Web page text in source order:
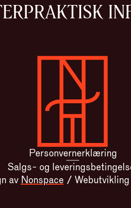
PRAKTISK
Gå til forsiden
Personvernerklæring
Salgs- og
av Nonspace / Webutvikling